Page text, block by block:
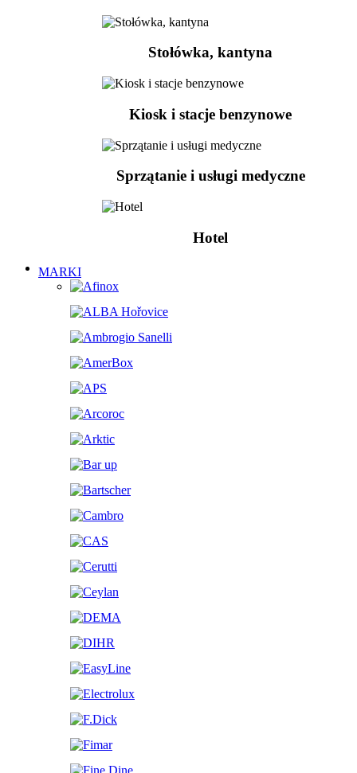
Stołówka, kantyna
Kiosk i stacje benzynowe
Sprzątanie i usługi medyczne
Hotel
MARKI